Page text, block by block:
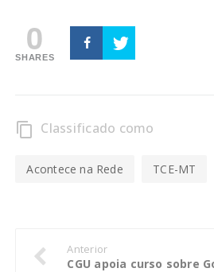
0
SHARES
content_copy Classificado como
Acontece na Rede TCE-MT
Anterior